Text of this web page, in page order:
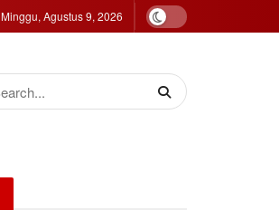
Minggu, Agustus 9, 2026